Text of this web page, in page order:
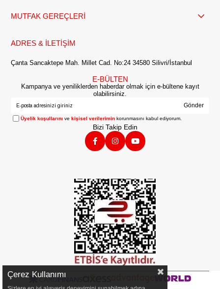
MUTFAK GEREÇLERİ
ADRES & İLETİŞİM
Çanta Sancaktepe Mah. Millet Cad. No:24 34580 Silivri/İstanbul
E-BÜLTEN
Kampanya ve yeniliklerden haberdar olmak için e-bültene kayıt
olabilirsiniz.
Gönder
Üyelik koşullarını vekişisel verilerimin korunmasını kabul ediyorum.
Bizi Takip Edin
Çerez Kullanımı